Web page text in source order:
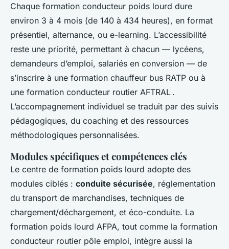
Chaque formation conducteur poids lourd dure
environ 3 à 4 mois (de 140 à 434 heures), en format
présentiel, alternance, ou e-learning. L’accessibilité
reste une priorité, permettant à chacun — lycéens,
demandeurs d’emploi, salariés en conversion — de
s’inscrire à une formation chauffeur bus RATP ou à
une formation conducteur routier AFTRAL .
L’accompagnement individuel se traduit par des suivis
pédagogiques, du coaching et des ressources
méthodologiques personnalisées.
Modules spécifiques et compétences clés
Le centre de formation poids lourd adopte des
modules ciblés : conduite sécurisée, réglementation
du transport de marchandises, techniques de
chargement/déchargement, et éco-conduite. La
formation poids lourd AFPA, tout comme la formation
conducteur routier pôle emploi, intègre aussi la